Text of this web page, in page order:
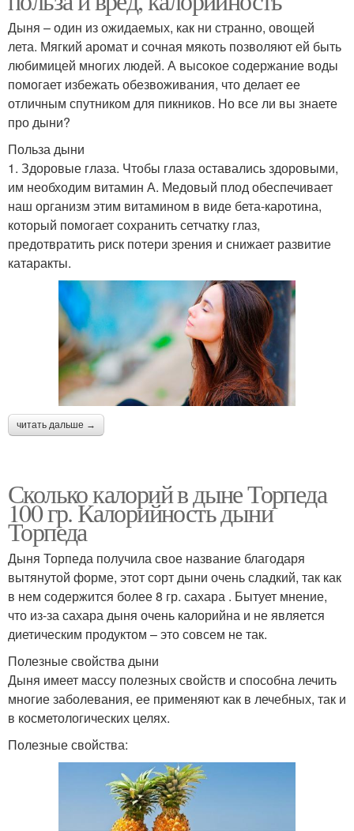
Дыня – один из ожидаемых, как ни странно, овощей
лета. Мягкий аромат и сочная мякоть позволяют ей быть
любимицей многих людей. А высокое содержание воды
помогает избежать обезвоживания, что делает ее
отличным спутником для пикников. Но все ли вы знаете
про дыни?
Польза дыни
1. Здоровые глаза. Чтобы глаза оставались здоровыми,
им необходим витамин А. Медовый плод обеспечивает
наш организм этим витамином в виде бета-каротина,
который помогает сохранить сетчатку глаз,
предотвратить риск потери зрения и снижает развитие
катаракты.
читать дальше →
Сколько калорий в дыне Торпеда
100 гр. Калорийность дыни
Торпеда
Дыня Торпеда получила свое название благодаря
вытянутой форме, этот сорт дыни очень сладкий, так как
в нем содержится более 8 гр. сахара . Бытует мнение,
что из-за сахара дыня очень калорийна и не является
диетическим продуктом – это совсем не так.
Полезные свойства дыни
Дыня имеет массу полезных свойств и способна лечить
многие заболевания, ее применяют как в лечебных, так и
в косметологических целях.
Полезные свойства: